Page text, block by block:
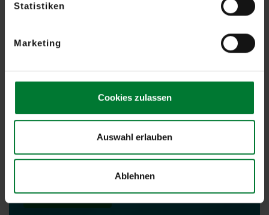
Statistiken
Marketing
Cookies zulassen
Auswahl erlauben
Ablehnen